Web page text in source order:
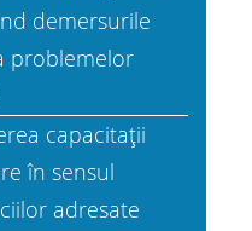
demersurile
problemelor
capacitații
în sensul
adresate